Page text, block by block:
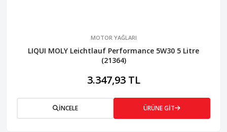
MOTOR YAĞLARI
LIQUI MOLY Leichtlauf Performance 5W30 5 Litre
(21364)
3.347,93 TL
İNCELE ÜRÜNE GİT